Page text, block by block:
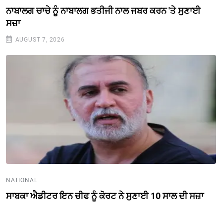
ਨਾਬਾਲਗ ਚਾਚੇ ਨੂੰ ਨਾਬਾਲਗ ਭਤੀਜੀ ਨਾਲ ਜਬਰ ਕਰਨ 'ਤੇ ਸੁਣਾਈ
ਸਜ਼ਾ
AUGUST 7, 2026
NATIONAL
ਸਾਬਕਾ ਐਡੀਟਰ ਇਨ ਚੀਫ ਨੂੰ ਕੋਰਟ ਨੇ ਸੁਣਾਈ 10 ਸਾਲ ਦੀ ਸਜ਼ਾ